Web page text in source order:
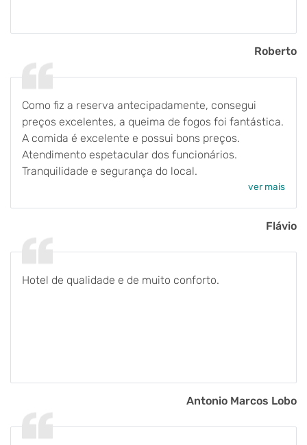
Roberto
Como fiz a reserva antecipadamente, consegui
preços excelentes, a queima de fogos foi fantástica.
A comida é excelente e possui bons preços.
Atendimento espetacular dos funcionários.
Tranquilidade e segurança do local.
ver mais
Flávio
Hotel de qualidade e de muito conforto.
Antonio Marcos Lobo